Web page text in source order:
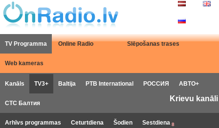
TV Programma Online Radio Slēpošanas trases
Web kameras
Kanāls TV3+ Baltija РТB International РОССИЯ АВТО+
СТС Балтия
Krievu kanāli
Arhīvs programmas Ceturtdiena Šodien Sestdiena 8